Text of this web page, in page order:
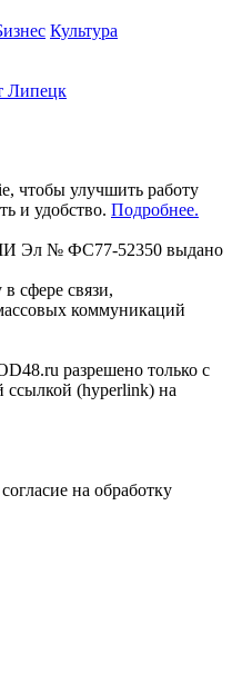
Культура
Липецк
чтобы улучшить работу
и удобство. Подробнее.
Эл № ФС77-52350 выдано
сфере связи,
коммуникаций
разрешено только с
ссылкой (hyperlink) на
на обработку